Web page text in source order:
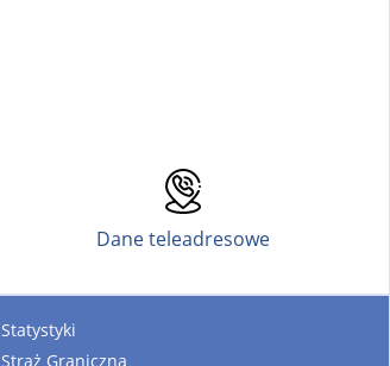
Dane teleadresowe
Statystyki
Straż Graniczna